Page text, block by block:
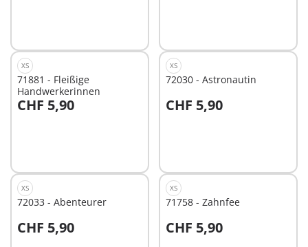
XS
71881 - Fleißige
Handwerkerinnen
CHF 5,90
In den Warenkorb
XS
72030 - Astronautin
CHF 5,90
In den Warenkorb
XS
72033 - Abenteurer
CHF 5,90
In den Warenkorb
XS
71758 - Zahnfee
CHF 5,90
In den Warenkorb